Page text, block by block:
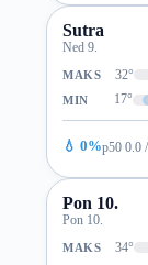
Sutra
Ned 9.
MAKS 32°
MIN 17°
💧 0%p50 0.0
Pon 10.
Pon 10.
MAKS 34°